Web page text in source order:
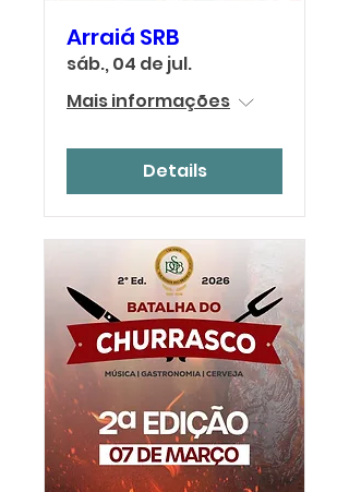
Arraiá SRB
sáb., 04 de jul.
Mais informações
Details